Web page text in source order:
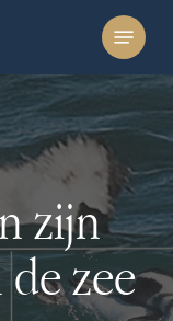
Menu
zijn
de zee